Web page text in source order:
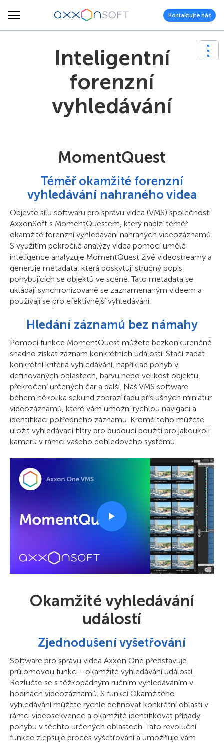
Kontaktujte nás
Inteligentní
forenzní
vyhledávání
MomentQuest
Téměř okamžité forenzní
vyhledávání nahraného videa
Objevte sílu softwaru pro správu videa (VMS) společnosti
AxxonSoft s MomentQuestem, který nabízí téměř
okamžité forenzní vyhledávání nahraných videozáznamů.
S využitím pokročilé analýzy videa pomocí umělé
inteligence analyzuje MomentQuest živé videostreamy a
generuje metadata, která poskytují stručný popis
pohybujících se objektů ve scéně. Tato metadata se
ukládají synchronizovaně se zaznamenaným videem a
používají se pro efektivnější vyhledávání.
Hledání záznamů bez námahy
Pomocí funkce MomentQuest můžete bezkonkurenčně
snadno získat záznam konkrétních událostí. Stačí zadat
konkrétní kritéria vyhledávání, například pohyb v
definovaných oblastech, barvu nebo velikost objektu,
překročení určených čar a další. Náš VMS software
během několika sekund zobrazí řadu příslušných miniatur
videozáznamů, které vám umožní rychlou navigaci a
identifikaci potřebného záznamu. Kromě toho můžete
uložit vyhledávací filtry pro budoucí použití pro jakoukoli
kameru v rámci vašeho dohledového systému.
Okamžité vyhledávání
událostí
Zjednodušení vyšetřování
Software pro správu videa Axxon One představuje
průlomovou funkci - okamžité vyhledávání událostí.
Rozlučte se s těžkopádným ručním vyhledáváním v
hodinách videozáznamů. S funkcí Okamžitého
vyhledávání můžete rychle definovat konkrétní oblasti v
rámci videosekvence a okamžitě identifikovat případy
pohybu v těchto určených oblastech. Tato revoluční
funkce zlepšuje proces vyšetřování a umožňuje vám